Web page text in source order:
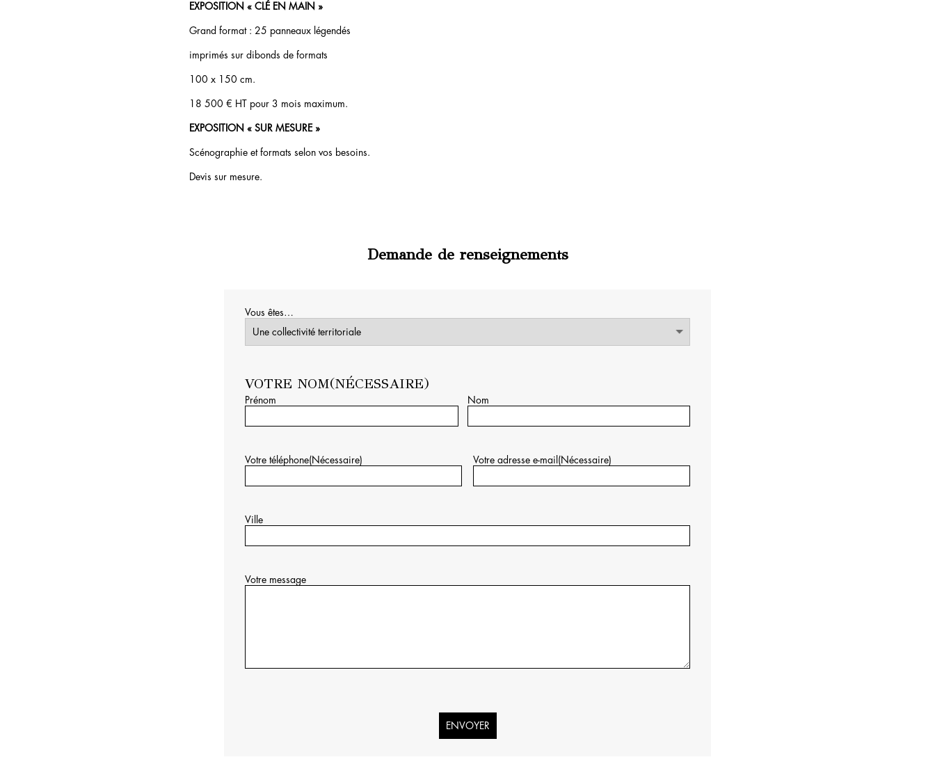
EXPOSITION « CLÉ EN MAIN »
Grand format : 25 panneaux légendés
imprimés sur dibonds de formats
100 x 150 cm.
18 500 € HT pour 3 mois maximum.
EXPOSITION « SUR MESURE »
Scénographie et formats selon vos besoins.
Devis sur mesure.
Demande de renseignements
Vous êtes…
VOTRE NOM(NÉCESSAIRE)
Prénom Nom
Votre téléphone(Nécessaire) Votre adresse e-mail (Nécessaire)
Ville
Votre message